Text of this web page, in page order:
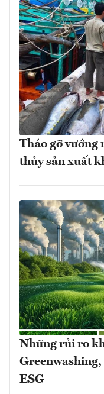
Tháo gỡ vướng
thủy sản xuất
Những rủi ro
Greenwashing,
ESG